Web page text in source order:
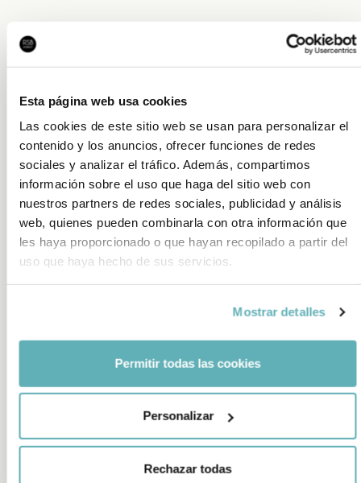
Esta página web usa cookies
Las cookies de este sitio web se usan para personalizar el
contenido y los anuncios, ofrecer funciones de redes
sociales y analizar el tráfico. Además, compartimos
información sobre el uso que haga del sitio web con
nuestros partners de redes sociales, publicidad y análisis
web, quienes pueden combinarla con otra información que
les haya proporcionado o que hayan recopilado a partir del
uso que haya hecho de sus servicios.
Mostrar detalles
Permitir todas las cookies
Personalizar
Rechazar todas
RSB com a consultora digital de la
Després de diversos mesos de desenvolupament, QA i
formació amb l'equip de la Fundació Bofill, RSB ha llançat el
site dins dels terminis acordats, i la plataforma continua
evolucionant per donar resposta a les necessitats creixents
funcionalitats ad hoc per a algunes portades no són cap
problema gràcies al framework escollit.